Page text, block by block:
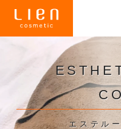
エステル